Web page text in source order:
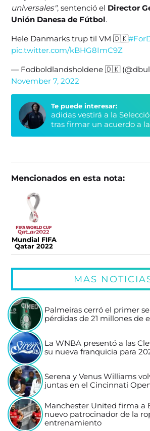
universales", sentenció el Director
Unión Danesa de Fútbol.
Hele Danmarks trup til VM 🇩🇰
pic.twitter.com/kBHG8ImC9Z
— Fodboldlandsholdene 🇩🇰
November 7, 2022
Te puede interesar:
adidas vestirá a la
tras firmar un acuerdo a
Mencionados en esta nota:
Mundial FIFA
Qatar 2022
MÁS
Palmeiras cerró el primer
pérdidas de 21 millones de
La WNBA presentó a las
su nueva franquicia para
Serena y Venus Williams
juntas en el Cincinnati
Manchester United firma a
nuevo patrocinador de la
entrenamiento